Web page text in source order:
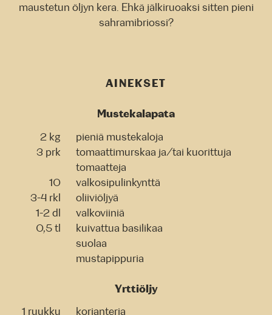
maustetun öljyn kera. Ehkä jälkiruoaksi sitten pieni
sahramibriossi?
AINEKSET
Mustekalapata
2 kg
pieniä mustekaloja
3 prk
tomaattimurskaa ja/tai kuorittuja
tomaatteja
10
valkosipulinkynttä
3-4 rkl
oliiviöljyä
1-2 dl
valkoviiniä
0,5 tl
kuivattua basilikaa
suolaa
mustapippuria
Yrttiöljy
1 ruukku korianteria